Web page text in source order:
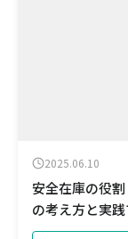
2025.06.10
安全在庫の役
の考え方と実